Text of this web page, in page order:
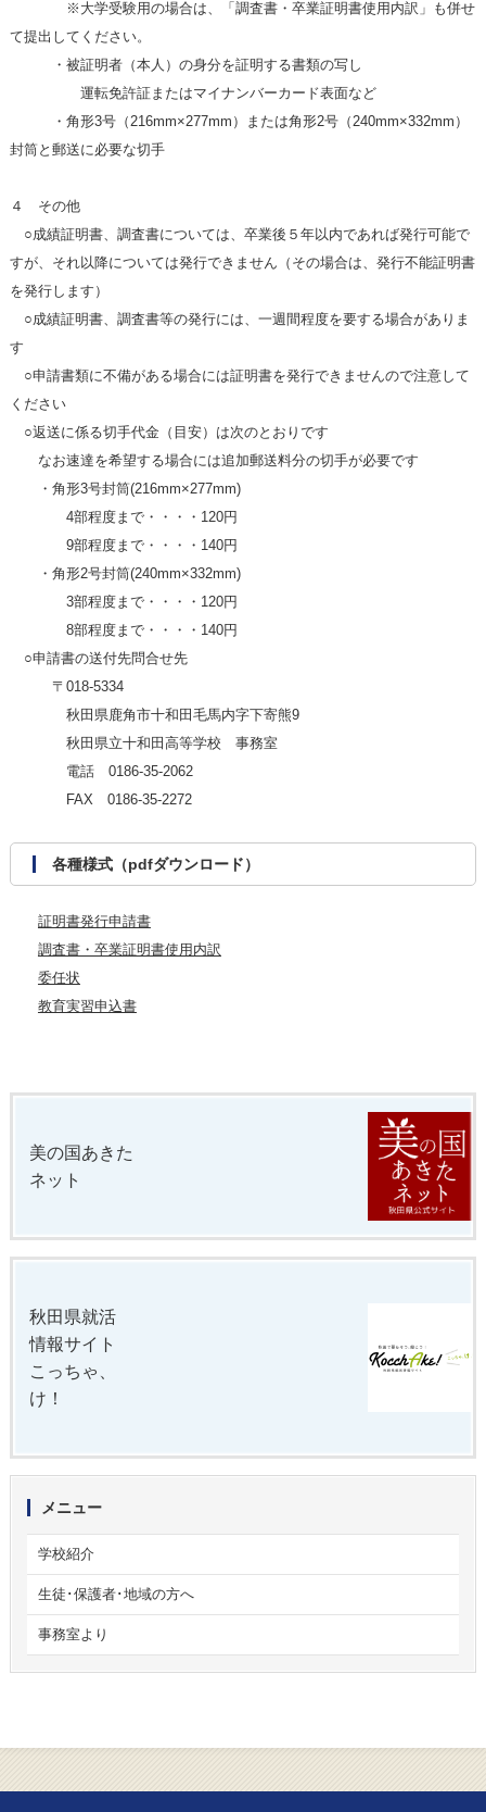
※大学受験用の場合は、「調査書・卒業証明書使用内訳」も併せ
て提出してください。
・被証明者（本人）の身分を証明する書類の写し
運転免許証またはマイナンバーカード表面など
・角形3号（216mm×277mm）または角形2号（240mm×332mm）
封筒と郵送に必要な切手
４ その他
○成績証明書、調査書については、卒業後５年以内であれば発行可能で
すが、それ以降については発行できません（その場合は、発行不能証明書
を発行します）
○成績証明書、調査書等の発行には、一週間程度を要する場合がありま
す
○申請書類に不備がある場合には証明書を発行できませんので注意して
ください
○返送に係る切手代金（目安）は次のとおりです
なお速達を希望する場合には追加郵送料分の切手が必要です
・角形3号封筒(216mm×277mm)
4部程度まで・・・・120円
9部程度まで・・・・140円
・角形2号封筒(240mm×332mm)
3部程度まで・・・・120円
8部程度まで・・・・140円
○申請書の送付先問合せ先
〒018-5334
秋田県鹿角市十和田毛馬内字下寄熊9
秋田県立十和田高等学校 事務室
電話 0186-35-2062
FAX 0186-35-2272
各種様式（pdfダウンロード）
証明書発行申請書
調査書・卒業証明書使用内訳
委任状
教育実習申込書
美の国あきた
ネット
秋田県就活
情報サイト
こっちゃ、
け！
メニュー
学校紹介
生徒･保護者･地域の方へ
事務室より